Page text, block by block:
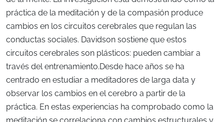
práctica de la meditación y de la compasión produce
cambios en los circuitos cerebrales que regulan las
conductas sociales. Davidson sostiene que estos
circuitos cerebrales son plásticos: pueden cambiar a
través del entrenamiento.Desde hace años se ha
centrado en estudiar a meditadores de larga data y
observar los cambios en el cerebro a partir de la
práctica. En estas experiencias ha comprobado como la